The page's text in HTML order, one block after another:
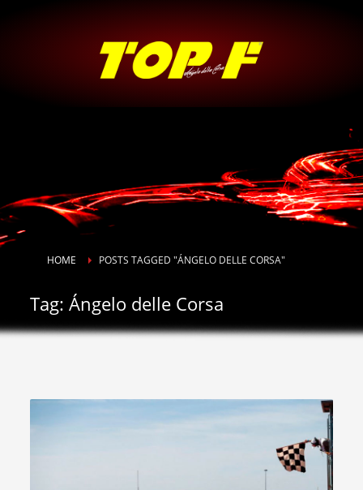
HOME POSTS TAGGED "ÁNGELO DELLE CORSA"
Tag: Ángelo delle Corsa